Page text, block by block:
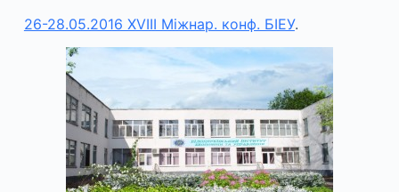
26-28.05.2016 ХVІІІ Міжнар. конф. БІЕУ.